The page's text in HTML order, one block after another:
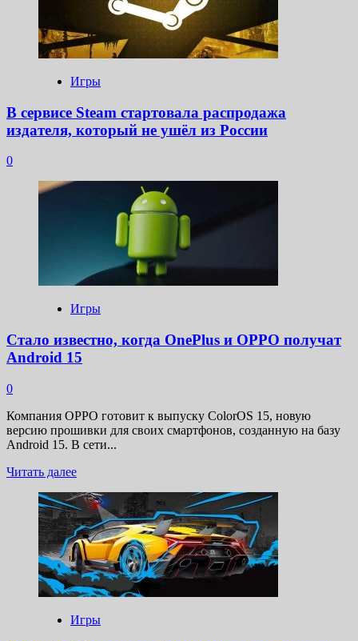
Игры
В сервисе Steam стартовала распродажа
издателя, который не ушёл из России
0
Игры
Стало известно, когда OnePlus и OPPO получат
Android 15
0
Компания OPPO готовит к выпуску ColorOS 15, новую
версию прошивки для своих смартфонов, созданную на базу
Android 15. В сети...
Читать далееПрочитать
о
Стало
известно,
когда
OnePlus
и
OPPO
получат
Android
15
Игры